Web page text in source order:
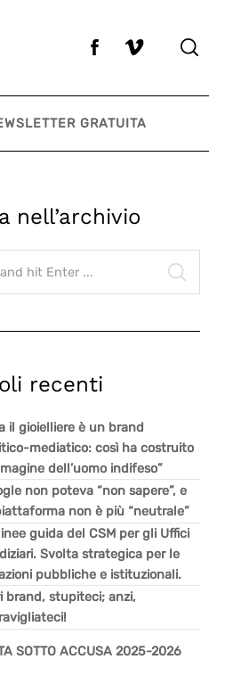
GRATUITA
nell’archivio
recenti
il gioielliere è un brand
mediatico: così ha costruito
dell’uomo indifeso”
non poteva “non sapere”, e
non è più “neutrale”
guida del CSM per gli Uffici
Svolta strategica per le
pubbliche e istituzionali.
brand, stupiteci; anzi,
SOTTO ACCUSA 2025-2026